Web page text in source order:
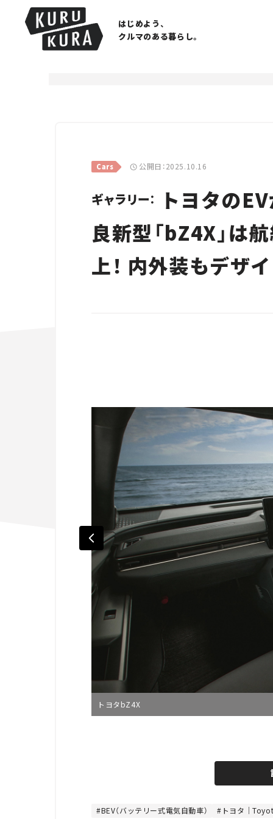
はじめよう、
クルマのある暮らし。
Cars 公開日：2025.10.16
ギャラリー：
トヨタの
良新型「bZ4X」は
上！ 内外装もデザ
トヨタbZ4X
8
BEV（バッテリー式電気自動車） トヨタ｜